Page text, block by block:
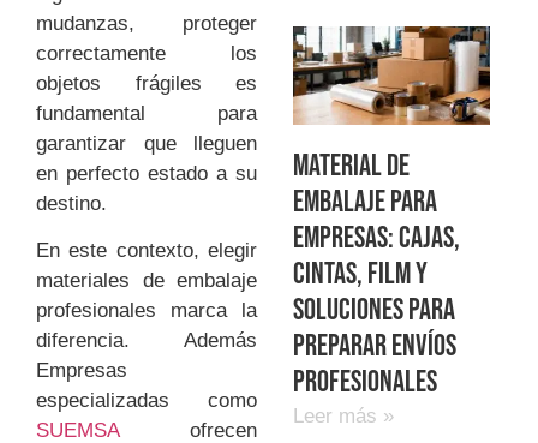
mudanzas, proteger
correctamente los
objetos frágiles es
fundamental para
garantizar que lleguen
en perfecto estado a su
destino.
En este contexto, elegir
materiales de embalaje
profesionales marca la
diferencia. Además
Empresas
especializadas como
SUEMSAofrecen
Material de
embalaje para
empresas: cajas,
cintas, film y
soluciones para
preparar envíos
profesionales
Leer más »